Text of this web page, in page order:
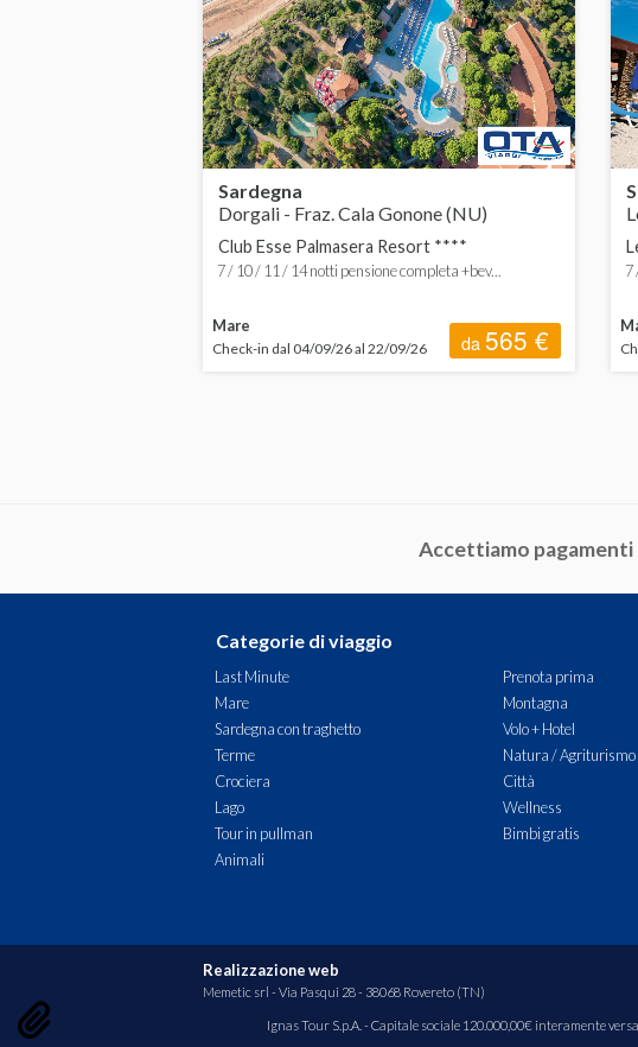
Sardegna
Dorgali - Fraz. Cala Gonone (NU)
Club Esse Palmasera Resort ****
7 / 10 / 11 / 14 notti pensione completa +bev...
Mare
Check-in dal 04/09/26 al 22/09/26 da565 €
7
Accettiamo pagamenti
Categorie di viaggio
Last Minute
Prenota prima
Mare
Montagna
Sardegna con traghetto
Volo + Hotel
Terme
Natura / Agriturismo
Crociera
Città
Lago
Wellness
Tour in pullman
Bimbi gratis
Animali
Realizzazione web
Memetic srl - Via Pasqui 28 - 38068 Rovereto (TN)
Ignas Tour S.p.A. - Capitale sociale 120.000,00€ interamente